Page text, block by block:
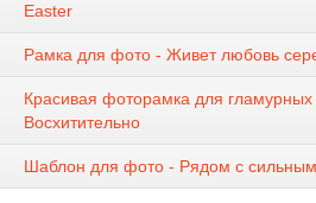
Easter
Рамка для фото - Живет любовь
Красивая фоторамка для
Восхитительно
Шаблон для фото - Рядом с